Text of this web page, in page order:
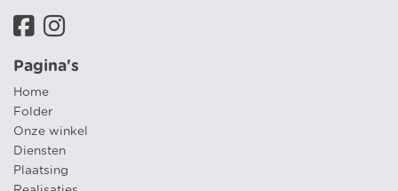
Pagina's
Home
Folder
Onze winkel
Diensten
Plaatsing